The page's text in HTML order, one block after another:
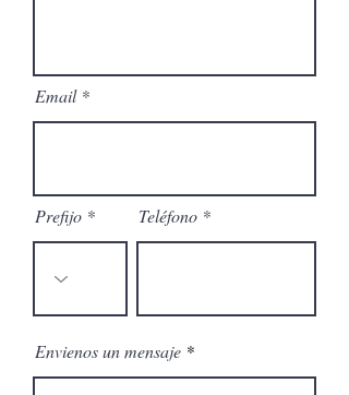
Email
Prefijo Teléfono
Envienos un mensaje